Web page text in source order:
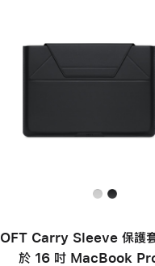
Carry Sleeve 保護套
於 16 吋 MacBook